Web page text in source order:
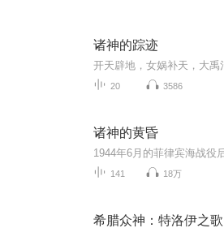
诸神的踪迹
20 3586
诸神的黄昏
141 18万
希腊众神：特洛伊之